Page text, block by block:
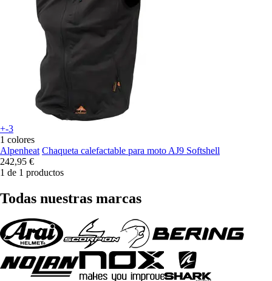
+-3
1 colores
Alpenheat Chaqueta calefactable para moto AJ9 Softshell
242,95 €
1 de 1 productos
Todas nuestras marcas